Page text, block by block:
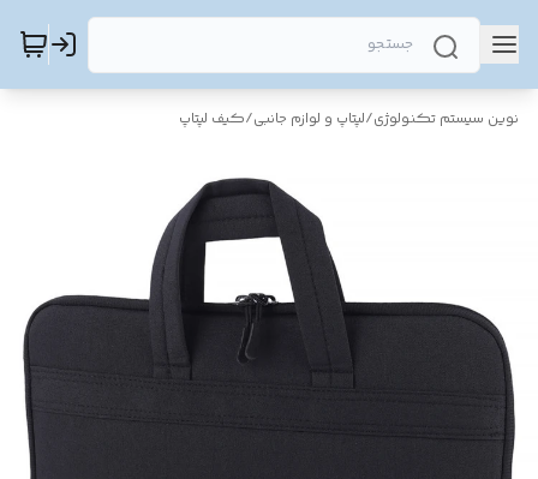
نوین سیستم تکنولوژی/لپتاپ و لوازم جانبی/کیف لپتاپ